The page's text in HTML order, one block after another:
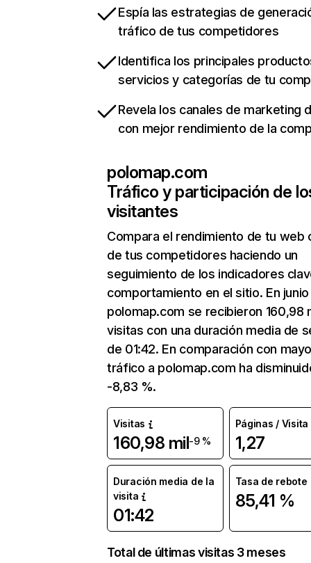
Espía las estrategias de
tráfico de tus competidores
Identifica los principales
servicios y categorías de tu
Revela los canales de marketing
con mejor rendimiento de la
polomap.com
Tráfico y participación de
visitantes
Compara el rendimiento de tu web
de tus competidores haciendo un
seguimiento de los indicadores
comportamiento en el sitio. En junio
polomap.com se recibieron 160,98
visitas con una duración media de
de 01:42. En comparación con
tráfico a polomap.com ha
-8,83 %.
Visitas
160,98 mil-9 %
Páginas / Visita
1,27
Duración media de la
visita
01:42
Tasa de rebote
85,41 %
Total de últimas visitas 3 meses